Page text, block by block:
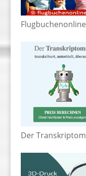
Der